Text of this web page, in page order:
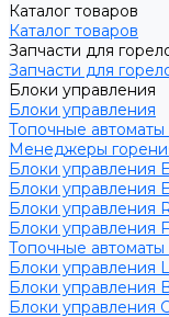
Каталог товаров
Каталог товаров
Запчасти для
Запчасти для
Блоки управления
Блоки управления
Топочные
Менеджеры
Блоки управления
Блоки управления
Блоки управления
Блоки управления
Топочные автоматы
Блоки управления
Блоки управления
Блоки управления